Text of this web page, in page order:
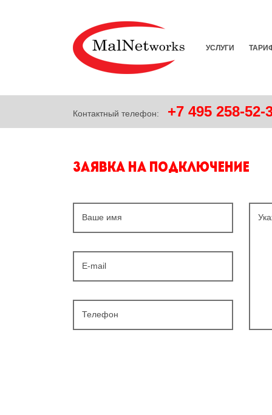
УСЛУГИ
Контактный телефон: +7 495 258-52-
Заявка на подключение
Ваше имя
E-mail
Телефон